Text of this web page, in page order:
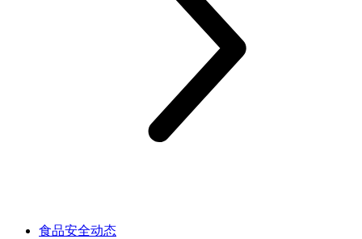
食品安全动态